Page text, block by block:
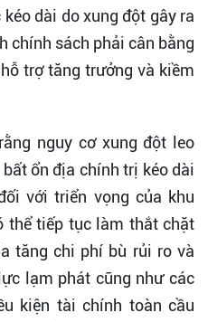
dài do xung đột gây ra
chính sách phải cân bằng
trợ tăng trưởng và kiềm
nguy cơ xung đột leo
ổn địa chính trị kéo dài
với triển vọng của khu
thể tiếp tục làm thắt chặt
tăng chi phí bù rủi ro và
lạm phát cũng như các
kiện tài chính toàn cầu